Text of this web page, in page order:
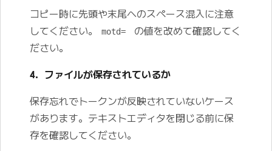
コピー時に先頭や末尾へのスペース混入に注意
してください。
motd=
の値を改めて確認してく
ださい。
4. ファイルが保存されているか
保存忘れでトークンが反映されていないケース
があります。テキストエディタを閉じる前に保
存を確認してください。